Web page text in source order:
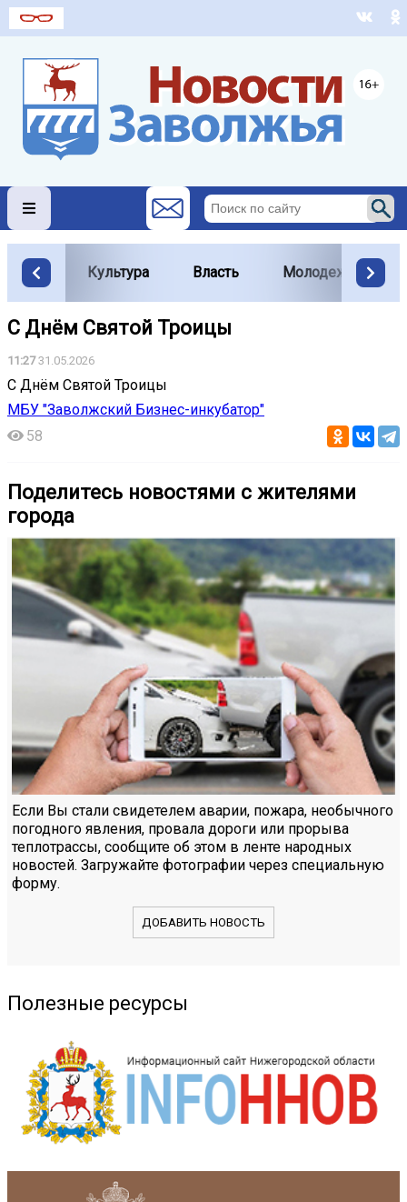
Культура Власть Молодежь
С Днём Святой Троицы
11:2731.05.2026
С Днём Святой Троицы
МБУ "Заволжский Бизнес-инкубатор"
58
Поделитесь новостями с жителями
города
Если Вы стали свидетелем аварии, пожара, необычного
погодного явления, провала дороги или прорыва
теплотрассы, сообщите об этом в ленте народных
новостей. Загружайте фотографии через специальную
форму.
ДОБАВИТЬ НОВОСТЬ
Полезные ресурсы